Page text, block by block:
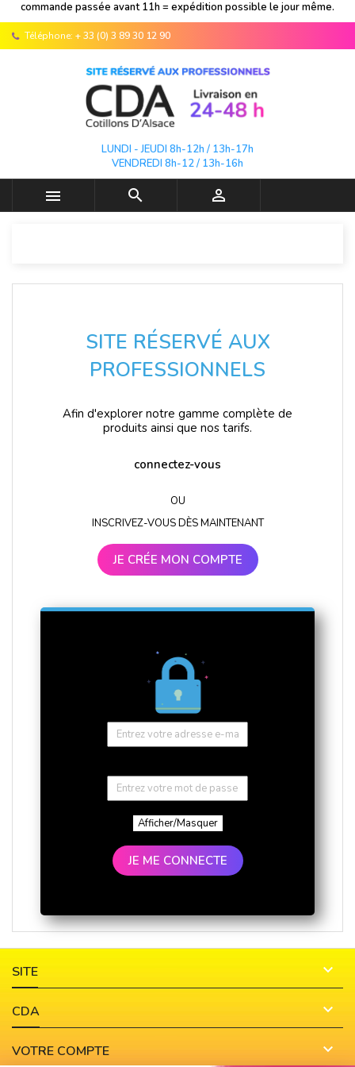
commande passée avant 11h = expédition possible le jour même.
Téléphone: + 33 (0) 3 89 30 12 90
LUNDI - JEUDI 8h-12h / 13h-17h
VENDREDI 8h-12 / 13h-16h
  
SITE RÉSERVÉ AUX
PROFESSIONNELS
Afin d'explorer notre gamme complète de
produits ainsi que nos tarifs.
connectez-vous
OU
INSCRIVEZ-VOUS DÈS MAINTENANT
JE CRÉE MON COMPTE
Afficher/Masquer
JE ME CONNECTE
SITE 
CDA 
VOTRE COMPTE 